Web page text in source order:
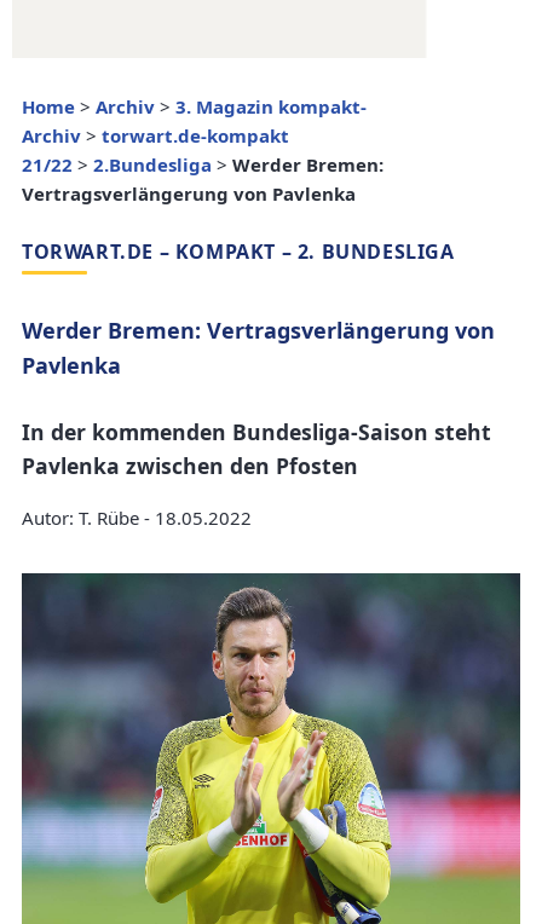
Home > Archiv > 3. Magazin kompakt-
Archiv > torwart.de-kompakt
21/22 > 2.Bundesliga > Werder Bremen:
Vertragsverlängerung von Pavlenka
TORWART.DE – KOMPAKT – 2. BUNDESLIGA
Werder Bremen: Vertragsverlängerung von
Pavlenka
In der kommenden Bundesliga-Saison steht
Pavlenka zwischen den Pfosten
Autor: T. Rübe - 18.05.2022